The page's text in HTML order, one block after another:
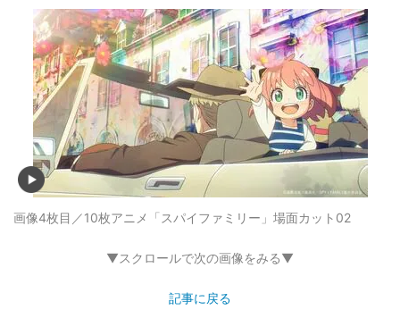
画像4枚目／10枚アニメ「スパイファミリー」場面カット02
▼スクロールで次の画像をみる▼
記事に戻る